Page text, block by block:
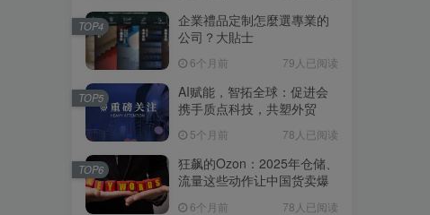
企業禮品定制怎麼選專業的
公司？大貼士
6个月前 79人已阅读
TOP4
AI赋能，智拓全球：促进会
携手质点科技，共塑外贸
5个月前 78人已阅读
TOP5
狂飙的Ozon：2025年仓储、
流量这些动作让中国货卖爆
6个月前 78人已阅读
TOP6